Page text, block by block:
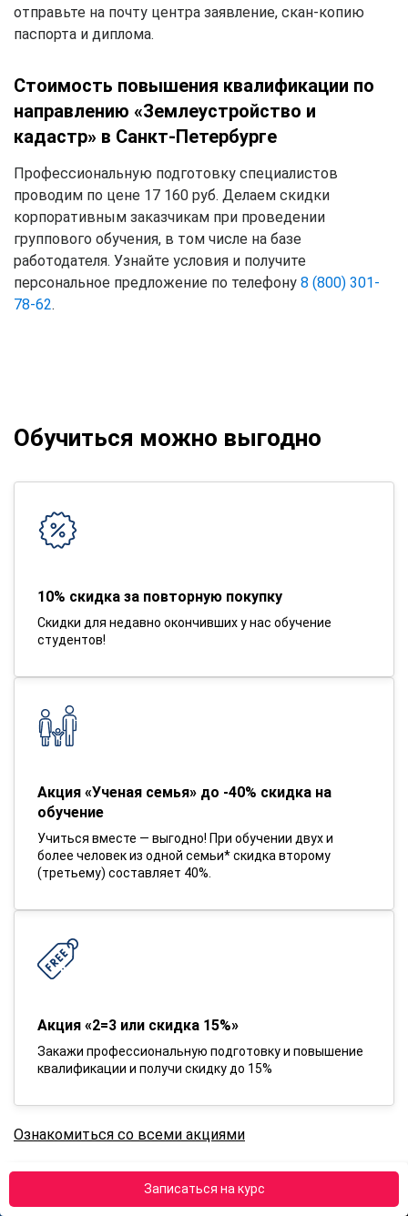
Записаться на курс
отправьте на почту центра заявление, скан-копию
паспорта и диплома.
Стоимость повышения квалификации по
направлению «Землеустройство и
кадастр» в Санкт-Петербурге
Профессиональную подготовку специалистов
проводим по цене 17 160 руб. Делаем скидки
корпоративным заказчикам при проведении
группового обучения, в том числе на базе
работодателя. Узнайте условия и получите
персональное предложение по телефону 8 (800) 301-
78-62.
Обучиться можно выгодно
10% скидка за повторную покупку
Скидки для недавно окончивших у нас обучение
студентов!
Акция «Ученая семья» до -40% скидка на
обучение
Учиться вместе — выгодно! При обучении двух и
более человек из одной семьи* скидка второму
(третьему) составляет 40%.
Акция «2=3 или скидка 15%»
Закажи профессиональную подготовку и повышение
квалификации и получи скидку до 15%
Ознакомиться со всеми акциями